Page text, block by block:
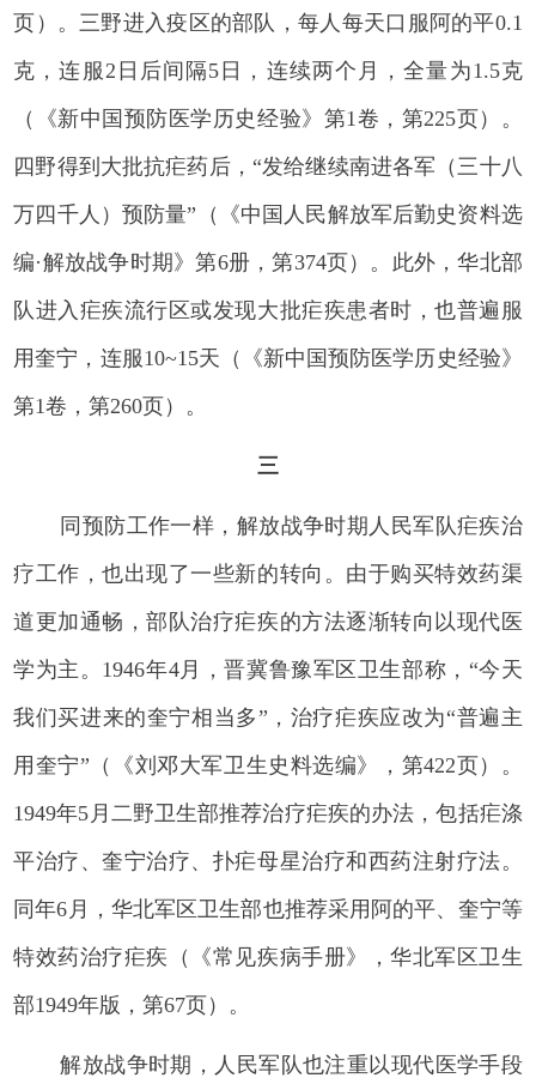
页）。三野进入疫区的部队，每人每天口服阿的平0.1
克，连服2日后间隔5日，连续两个月，全量为1.5克
（《新中国预防医学历史经验》第1卷，第225页）。
四野得到大批抗疟药后，“发给继续南进各军（三十八
万四千人）预防量”（《中国人民解放军后勤史资料选
编·解放战争时期》第6册，第374页）。此外，华北部
队进入疟疾流行区或发现大批疟疾患者时，也普遍服
用奎宁，连服10~15天（《新中国预防医学历史经验》
第1卷，第260页）。
三
同预防工作一样，解放战争时期人民军队疟疾治
疗工作，也出现了一些新的转向。由于购买特效药渠
道更加通畅，部队治疗疟疾的方法逐渐转向以现代医
学为主。1946年4月，晋冀鲁豫军区卫生部称，“今天
我们买进来的奎宁相当多”，治疗疟疾应改为“普遍主
用奎宁”（《刘邓大军卫生史料选编》，第422页）。
1949年5月二野卫生部推荐治疗疟疾的办法，包括疟涤
平治疗、奎宁治疗、扑疟母星治疗和西药注射疗法。
同年6月，华北军区卫生部也推荐采用阿的平、奎宁等
特效药治疗疟疾（《常见疾病手册》，华北军区卫生
部1949年版，第67页）。
解放战争时期，人民军队也注重以现代医学手段